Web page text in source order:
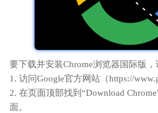
要下载并安装Chrome浏览器国际版，
1. 访问Google官方网站（https://
2. 在页面顶部找到“Download
面。